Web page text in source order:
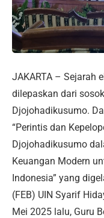
JAKARTA – Sejarah
dilepaskan dari
Djojohadikusumo.
“Perintis dan
Djojohadikusumo
Keuangan Modern
Indonesia” yang
(FEB) UIN Syarif
Mei 2025 lalu, Guru